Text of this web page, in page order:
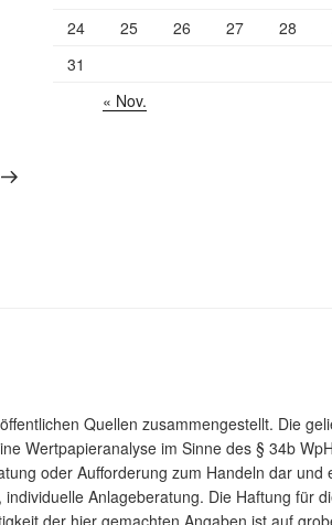
24
25 26 27 28
31
« Nov.
Quellen zusammengestellt. Die
Wertpapieranalyse im Sinne des § 34b
oder Aufforderung zum Handeln dar und
Anlageberatung. Die Haftung für
der hier gemachten Angaben ist auf